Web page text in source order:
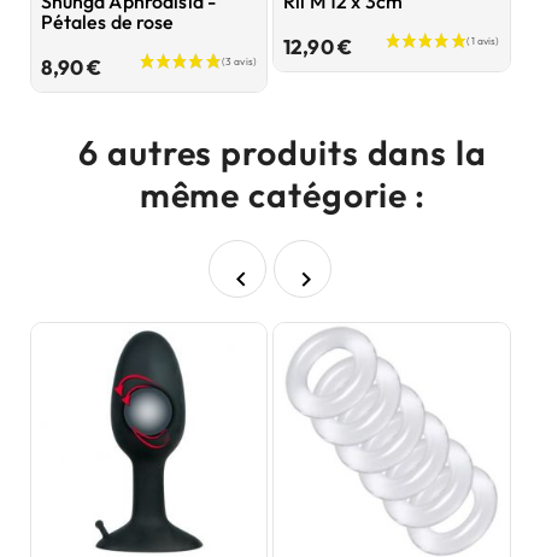
Pétales de rose
8,90 €Prix
12,90 €Prix
6 autres produits dans la
même catégorie :
 